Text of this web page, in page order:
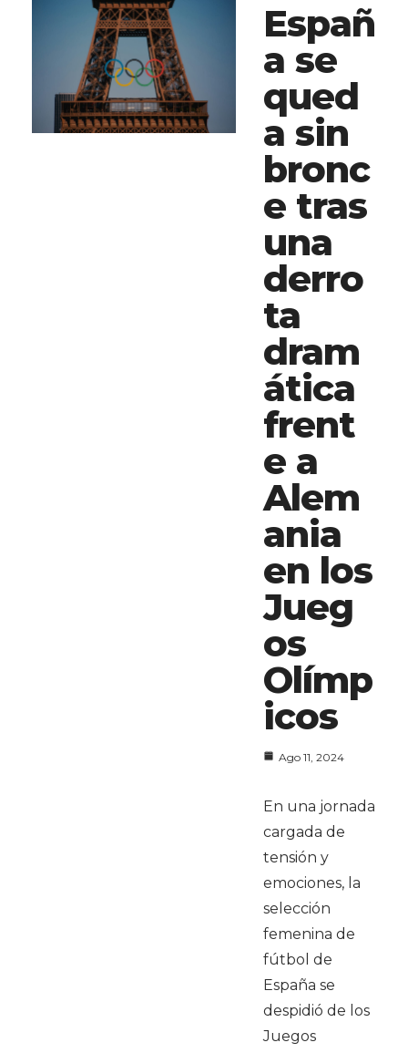
Españ
a se
qued
a sin
bronc
e tras
una
derro
ta
dram
ática
frent
e a
Alem
ania
en los
Jueg
os
Olímp
icos
Ago 11, 2024
En una jornada
cargada de
tensión y
emociones, la
selección
femenina de
fútbol de
España se
despidió de los
Juegos